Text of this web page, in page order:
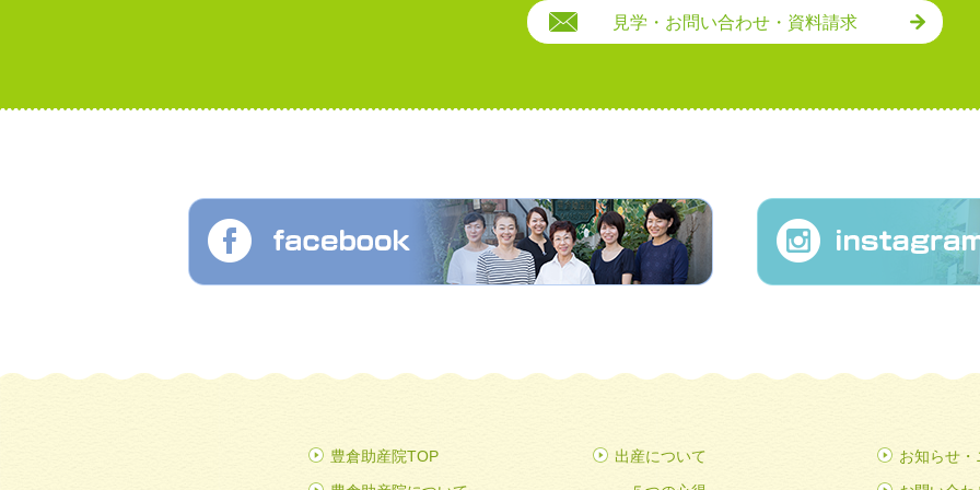
見学・お問い合わせ・資料請求
豊倉助産院TOP
出産について
お知らせ